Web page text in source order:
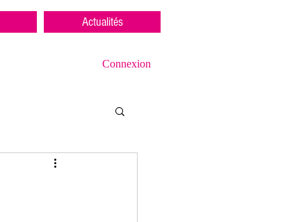
Actualités
Connexion